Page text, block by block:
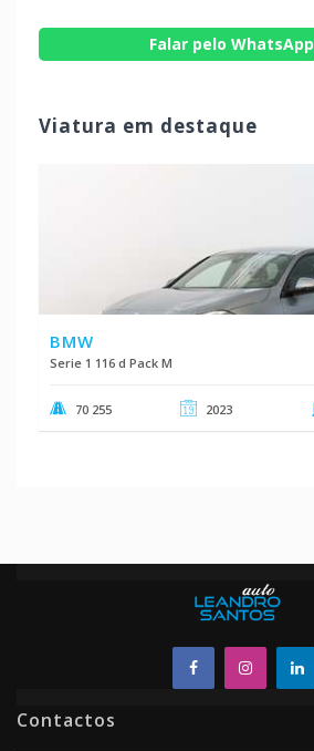
Falar pelo WhatsApp
Viatura em destaque
BMW
Serie 1 116 d Pack M
70 255 2023
Contactos